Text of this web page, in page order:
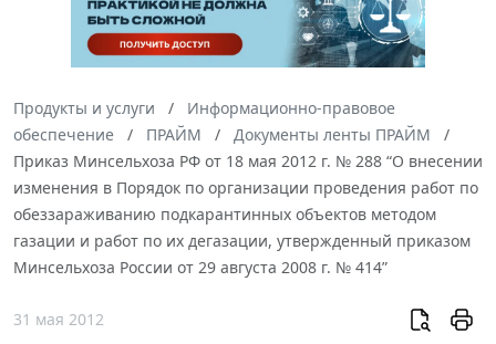
Продукты и услуги
Информационно-правовое
обеспечение
ПРАЙМ
Документы ленты ПРАЙМ
Приказ Минсельхоза РФ от 18 мая 2012 г. № 288 “О внесении
изменения в Порядок по организации проведения работ по
обеззараживанию подкарантинных объектов методом
газации и работ по их дегазации, утвержденный приказом
Минсельхоза России от 29 августа 2008 г. № 414”
31 мая 2012